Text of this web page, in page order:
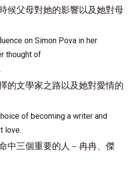
候父母對她的影響以及她對母
on Simon Pova in her
thought of
的文學家之路以及她對愛情的
of becoming a writer and
love.
中三個重要的人－冉冉、傑